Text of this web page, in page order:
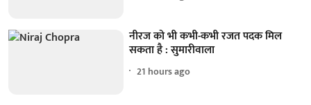
नीरज को भी कभी-कभी रजत पदक मिल
सकता है : सुमारीवाला
21 hours ago